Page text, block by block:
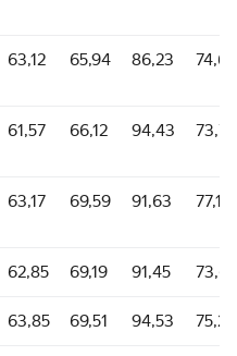
63,12 65,94 86,23 74,65
61,57 66,12 94,43 73,74
63,17 69,59 91,63 77,19
62,85 69,19 91,45 73,64
63,85 69,51 94,53 75,28